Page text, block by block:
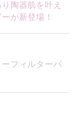
陶器肌を叶え
が新登場！
フィルターパ